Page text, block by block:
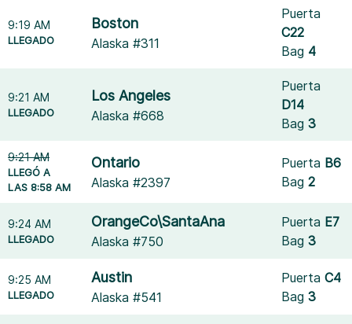
9:19 AM
LLEGADO
Boston
Alaska #311
Puerta
C22
Bag 4
9:21 AM
LLEGADO
Los Angeles
Alaska #668
Puerta
D14
Bag3
9:21 AM
LLEGÓ A
LAS 8:58 AM
Ontario
Alaska #2397
Puerta B6
Bag2
9:24 AM
LLEGADO
OrangeCo\SantaAna
Alaska #750
Puerta E7
Bag3
9:25 AM
LLEGADO
Austin
Alaska #541
PuertaC4
Bag3